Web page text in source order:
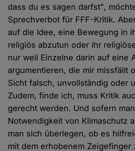
dass du es sagen darfst",
Sprechverbot für FFF-Kritik.
auf die Idee, eine Bewegung in
religiös abzutun oder ihr
nur weil Einzelne darin auf eine
argumentieren, die mir missfällt
Sicht falsch, unvollständig oder
Zudem, finde ich, muss Kritik
gerecht werden. Und sofern
Notwendigkeit von Klimaschutz
man sich überlegen, ob es
mit dem erhobenem Zeigefinger